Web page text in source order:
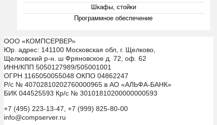
Шкафы, стойки
Программное обеспечение
ООО «КОМПСЕРВЕР»
Юр. адрес: 141100 Московская обл, г. Щелково,
Щелковский р-н. ш Фряновское д. 72, оф. 62
ИНН/КПП 5050127989/505001001
ОГРН 1165050055048 ОКПО 04862247
Р/с № 40702810202760000965 в АО «АЛЬФА-БАНК»
БИК 044525593 Кр/с № 30101810200000000593
+7 (495) 223-13-47, +7 (999) 825-80-00
info@compserver.ru